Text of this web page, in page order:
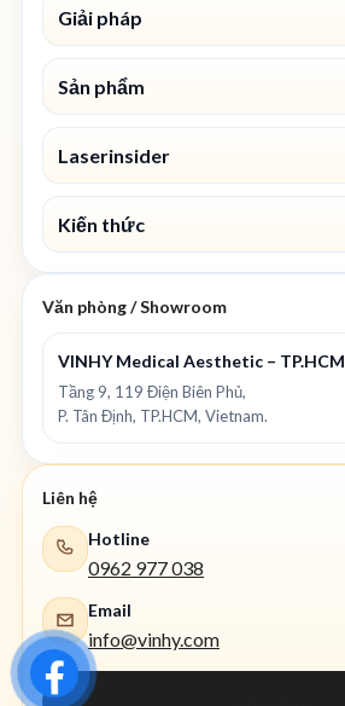
Giải pháp
Sản phẩm
Laserinsider
Kiến thức
Văn phòng / Showroom
VINHY Medical Aesthetic – TP.HCM
Tầng 9, 119 Điện Biên Phủ,
P. Tân Định, TP.HCM, Vietnam.
Liên hệ
Hotline
0962 977 038
Email
info@vinhy.com